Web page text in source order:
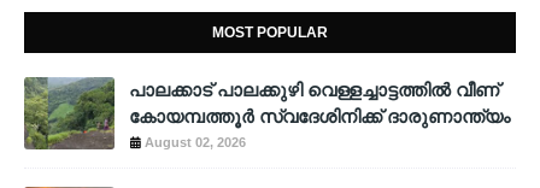
MOST POPULAR
പാലക്കാട് പാലക്കുഴി വെള്ളച്ചാട്ടത്തില്‍ വീണ്
കോയമ്പത്തൂര്‍ സ്വദേശിനിക്ക് ദാരുണാന്ത്യം
August 02, 2026